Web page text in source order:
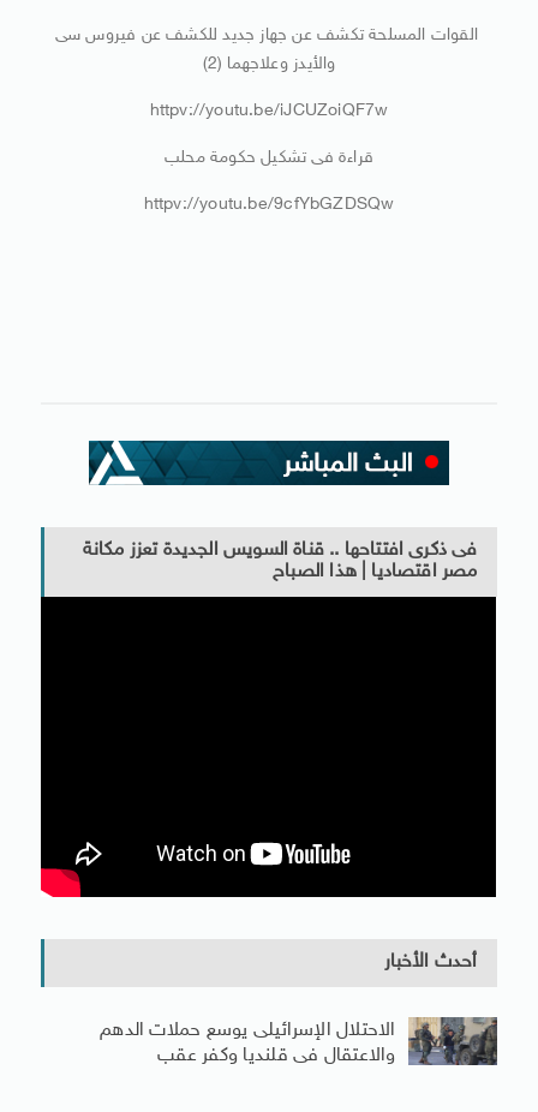
القوات المسلحة تكشف عن جهاز جديد للكشف عن فيروس سى
والأيدز وعلاجهما (2)
httpv://youtu.be/iJCUZoiQF7w
قراءة فى تشكيل حكومة محلب
httpv://youtu.be/9cfYbGZDSQw
فى ذكرى افتتاحها .. قناة السويس الجديدة تعزز مكانة
مصر اقتصاديا | هذا الصباح
أحدث الأخبار
الاحتلال الإسرائيلى يوسع حملات الدهم
والاعتقال فى قلنديا وكفر عقب